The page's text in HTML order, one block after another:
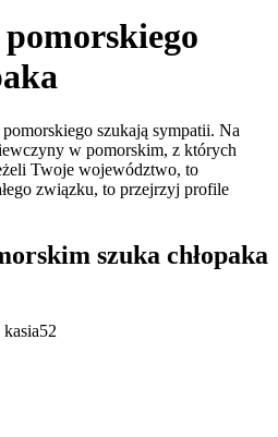
szukają sympatii. Na
w pomorskim, z których
Twoje województwo, to
związku, to przejrzyj profile
szuka chłopaka